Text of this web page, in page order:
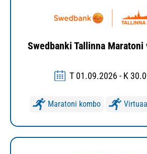
Swedbanki Tallinna
T 01.09.2026 - K
Maratoni kombo